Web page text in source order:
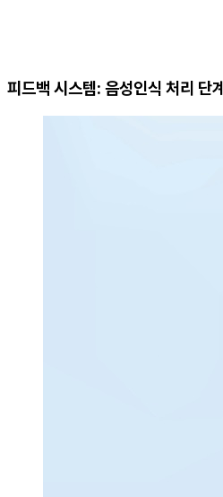
피드백 시스템: 음성인식 처리 단계